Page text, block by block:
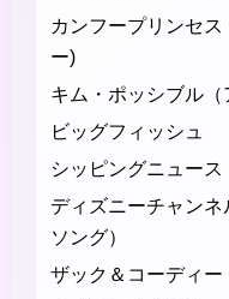
カンフープリンセ
ー)
キム・ポッシブル（
ビッグフィッシュ
シッピングニュース
ディズニーチャンネ
ソング）
ザック＆コーディー